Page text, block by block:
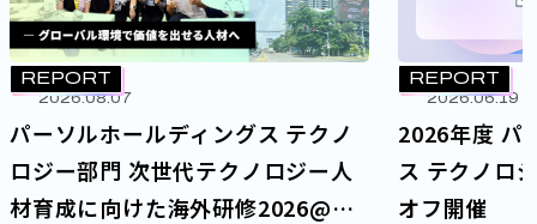
REPORT
2026.08.07
パーソルホールディングス テクノ
ロジー部門 次世代テクノロジー人
材育成に向けた海外研修2026@
REPORT
2026.06.19
2026年度 パ
ス テクノロ
オフ開催